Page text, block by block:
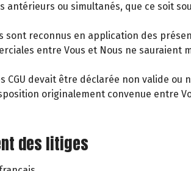
ou simultanés, que ce soit
sont reconnus en application des
entre Vous et Nous ne sauraient
CGU devait être déclarée non valide
originalement convenue entre
des litiges